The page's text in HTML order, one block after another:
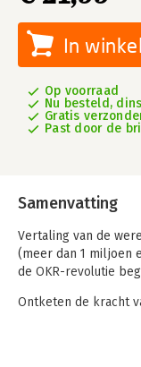
In
Op voorraad
Nu besteld,
Gratis
Past door de
Samenvatting
Vertaling van de
(meer dan 1 miljoen
de OKR-revolutie
Ontketen de kracht